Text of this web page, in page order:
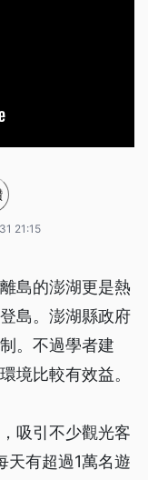
21:15
島的澎湖更是熱
島。澎湖縣政府
。不過學者建
境比較有效益。
吸引不少觀光客
天有超過1萬名遊